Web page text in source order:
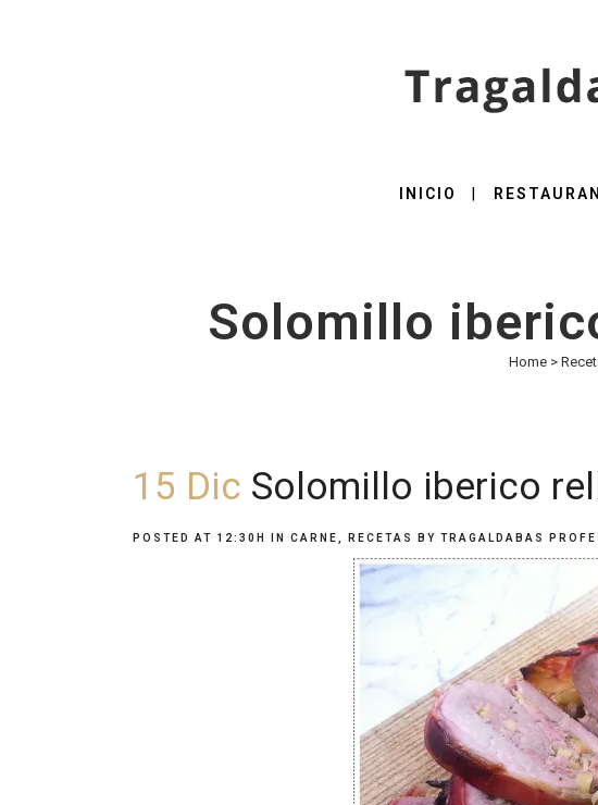
INICIO
Solomillo
Home>
15 Dic Solomillo iberico
POSTED AT 12:30H IN CARNE RECETAS BY TRAGALDABAS